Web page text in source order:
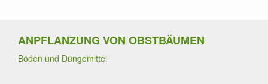
ANPFLANZUNG VON OBSTBÄUMEN
Böden und Düngemittel